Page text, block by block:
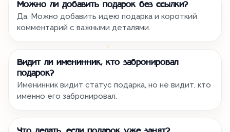
Можно ли добавить подарок без ссылки?
Да. Можно добавить идею подарка и короткий
комментарий с важными деталями.
Видит ли именинник, кто забронировал
подарок?
Именинник видит статус подарка, но не видит, кто
именно его забронировал.